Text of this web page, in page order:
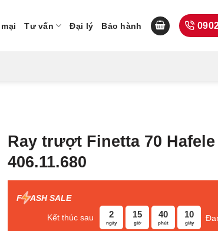
Tư vấn Đại lý Bảo hành
Ray trượt Finetta 70 Hafele
406.11.680
F ASH SALE
Kết thúc sau 2
ngày
15
giờ
40
phút
9
giây